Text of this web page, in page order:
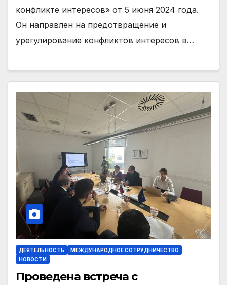
конфликте интересов» от 5 июня 2024 года.
Он направлен на предотвращение и
урегулирование конфликтов интересов в…
ДЕЯТЕЛЬНОСТЬ
МЕЖДУНАРОДНОЕ СОТРУДНИЧЕСТВО
НОВОСТИ
Проведена встреча с